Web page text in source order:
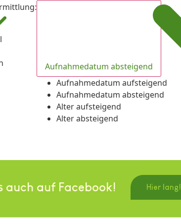
:
Aufnahmedatum absteigend
Aufnahmedatum aufsteigend
Aufnahmedatum absteigend
Alter aufsteigend
Alter absteigend
auch auf Facebook! Hier lang!